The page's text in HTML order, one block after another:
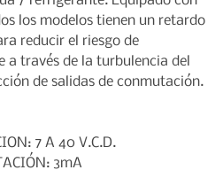
los modelos tienen un retardo
reducir el riesgo de
través de la turbulencia del
de salidas de conmutación.
7 A 40 V.C.D.
3mA